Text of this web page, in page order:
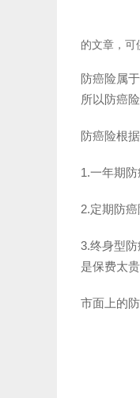
的文章，可
防癌险属
所以防癌
防癌险根
1.一年期
2.定期防
3.终身型
是保费太
市面上的